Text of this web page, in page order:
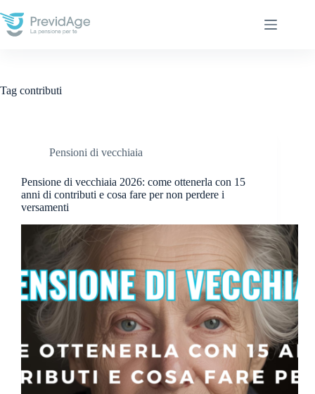
al
contenuto
Tag contributi
Pensioni di vecchiaia
Pensione di vecchiaia 2026: come ottenerla con 15
anni di contributi e cosa fare per non perdere i
versamenti